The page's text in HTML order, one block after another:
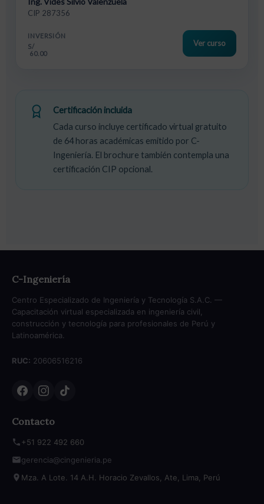
CIP 287356
INVERSIÓN
S/
60.00
Ver curso
Certificación incluida
Cada curso incluye certificado virtual gratuito
de 64 horas académicas emitido por C-
Ingeniería. El brochure también contempla una
certificación CIP opcional.
C-Ingeniería
Centro Especializado de Ingeniería y Tecnología S.A.C. —
Capacitación virtual especializada en ingeniería civil,
construcción y tecnología para profesionales de Perú y
Latinoamérica.
RUC: 20606516216
Contacto
+51 922 492 660
gerencia@cingenieria.pe
Mza. A Lote. 14 A.H. Horacio Zevallos, Ate, Lima, Perú